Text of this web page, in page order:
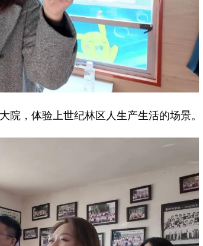
，体验上世纪林区人生产生活的场景。